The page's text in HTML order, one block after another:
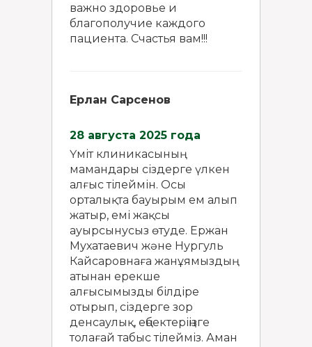
важно здоровье и
благополучие каждого
пациента. Счастья вам!!!
Ерлан Сарсенов
28 августа 2025 года
Үміт клиникасының
мамандары сіздерге үлкен
алғыс тілеймін. Осы
орталықта бауырым ем алып
жатыр, емі жақсы
ауырсынусыз өтуде. Ержан
Мухатаевич және Нургуль
Кайсаровнаға жанұямыздың
атынан ерекше
алғысымызды білдіре
отырып, сіздерге зор
денсаулық, еңбектеріңізге
толағай табыс тілейміз. Аман